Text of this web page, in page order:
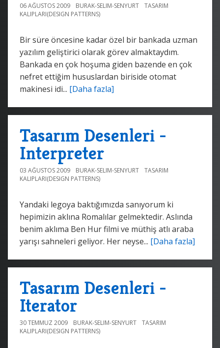
06 AĞUSTOS 2009 BURAK-SELIM-SENYURT
TASARIM
KALIPLARI(DESIGN PATTERNS)
Bir süre öncesine kadar özel bir bankada uzman
yazılım geliştirici olarak görev almaktaydım.
Bankada en çok hoşuma giden bazende en çok
nefret ettiğim hususlardan biriside otomat
makinesi idi... [Daha fazla]
Tasarım Desenleri -
Interpreter
03 AĞUSTOS 2009 BURAK-SELIM-SENYURT
TASARIM
KALIPLARI(DESIGN PATTERNS)
Yandaki legoya baktığımızda sanıyorum ki
hepimizin aklına Romalılar gelmektedir. Aslında
benim aklıma Ben Hur filmi ve müthiş atlı araba
yarışı sahneleri geliyor. Her neyse... [Daha fazla]
Tasarım Desenleri -
Iterator
30 TEMMUZ 2009 BURAK-SELIM-SENYURT
TASARIM
KALIPLARI(DESIGN PATTERNS)